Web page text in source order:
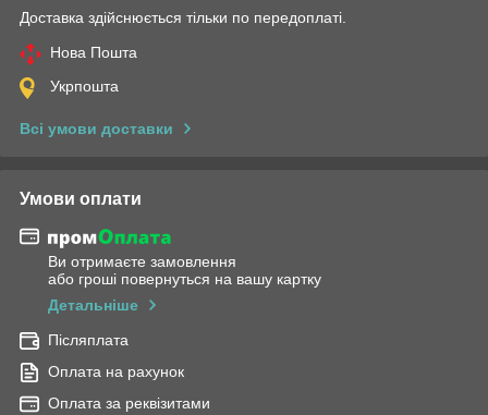
Доставка здійснюється тільки по передоплаті.
Нова Пошта
Укрпошта
Всі умови доставки
Умови оплати
Ви отримаєте замовлення
або гроші повернуться на вашу картку
Детальніше
Післяплата
Оплата на рахунок
Оплата за реквізитами